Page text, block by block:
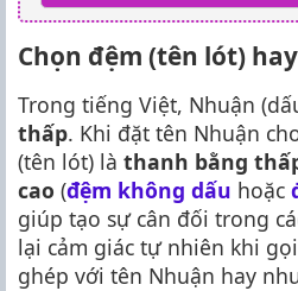
Chọn đệm (tên lót)
Trong tiếng Việt, Nhuận
thấp. Khi đặt tên Nhuận
(tên lót) là thanh bằng
cao (đệm không dấu hoặc
giúp tạo sự cân đối trong
lại cảm giác tự nhiên khi
ghép với tên Nhuận hay